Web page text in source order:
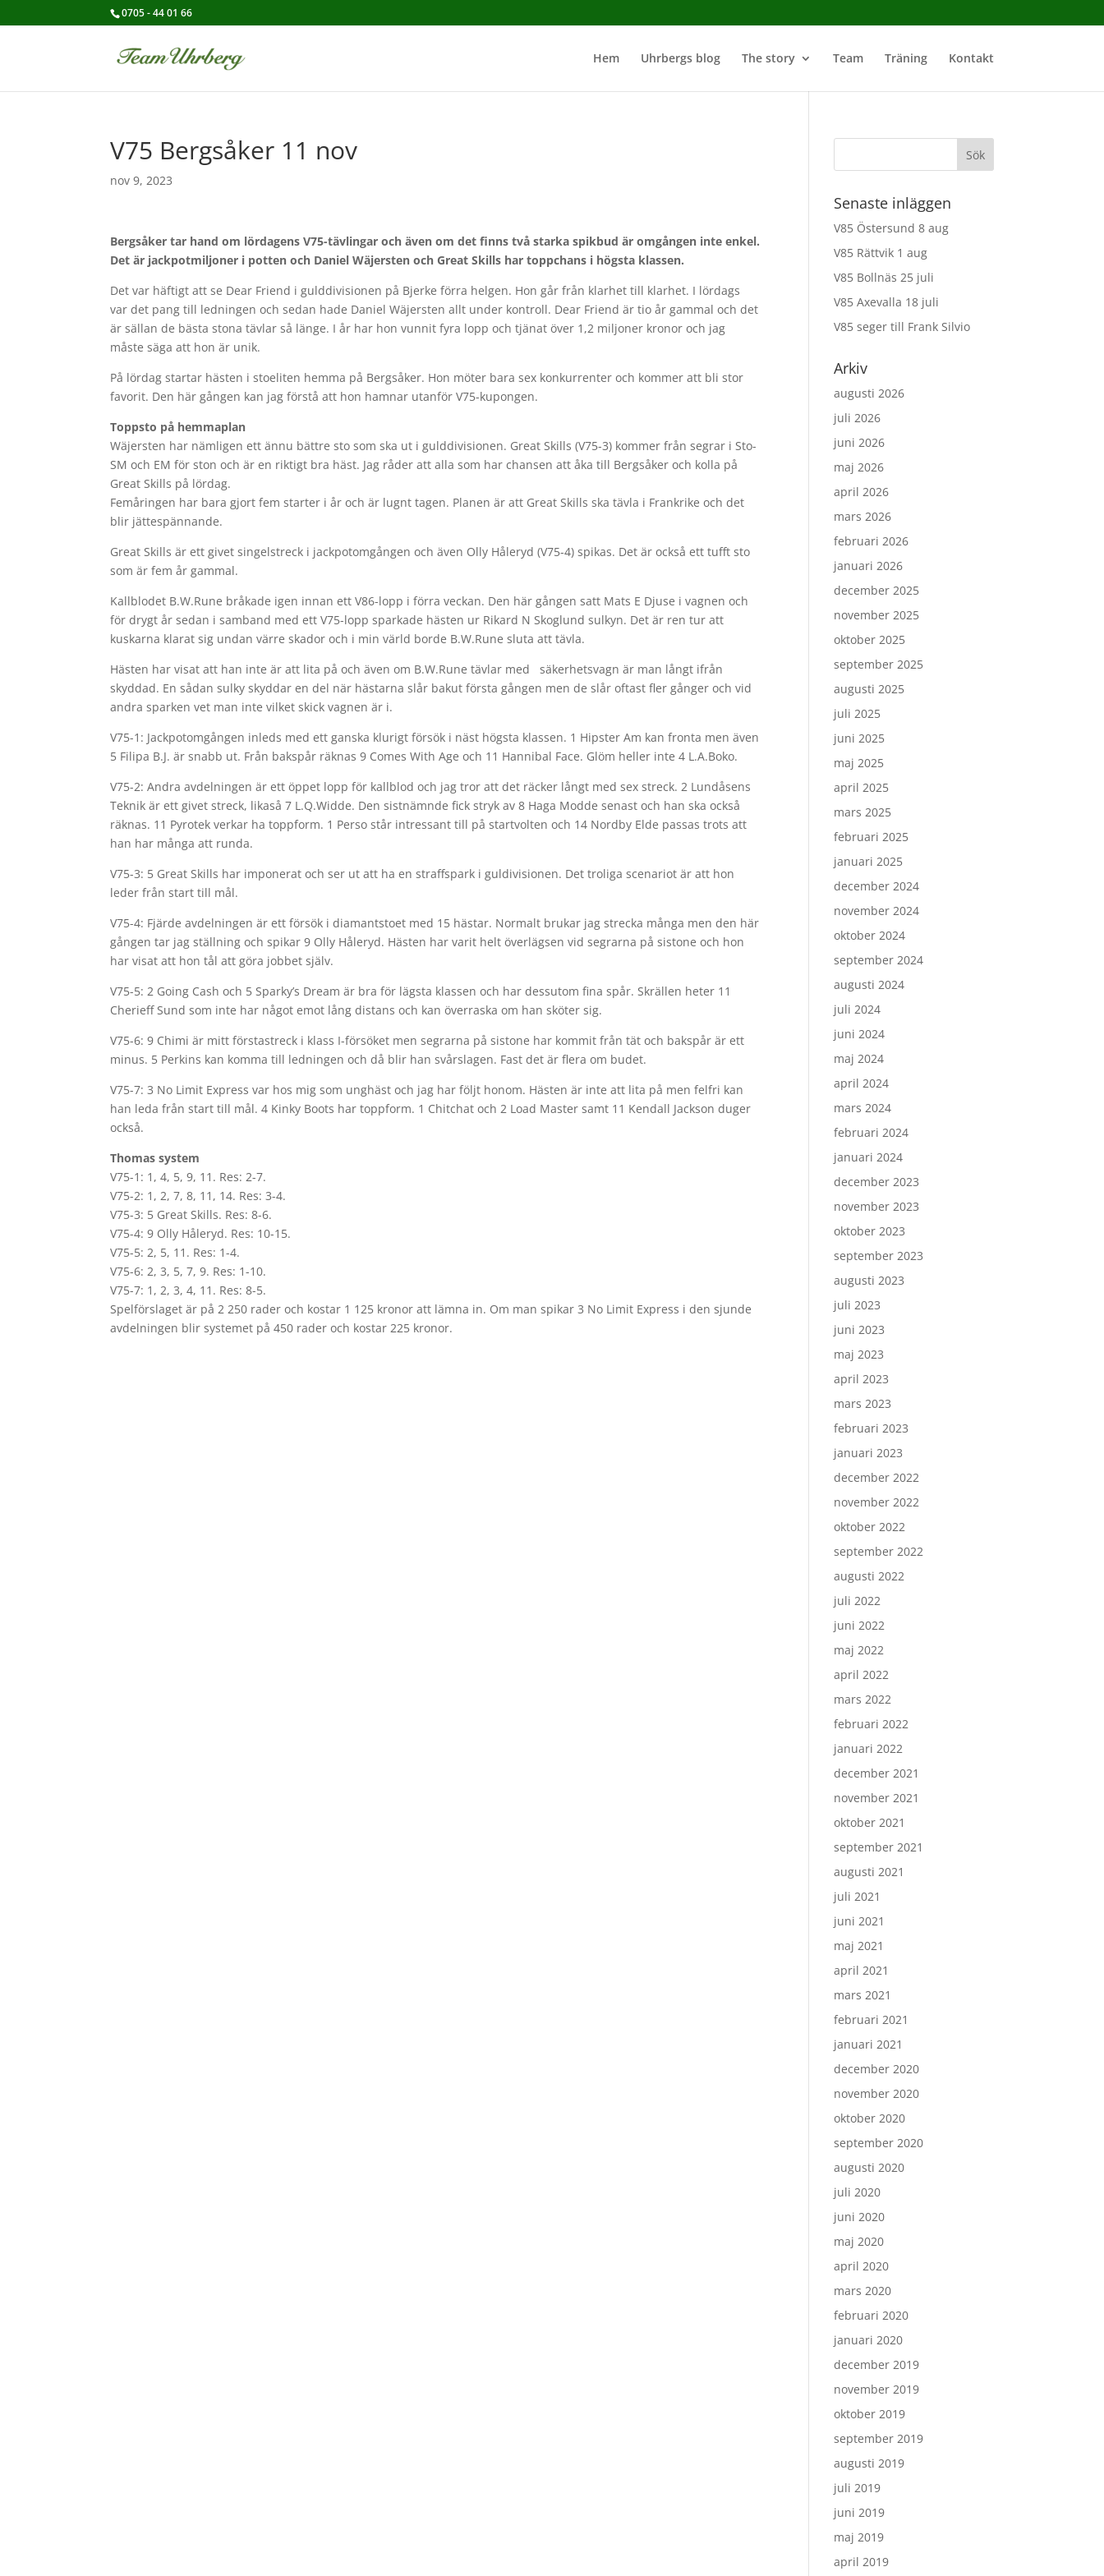
0705 - 44 01 66
Hem Uhrbergs blog The story Team Träning Kontakt
V75 Bergsåker 11 nov
nov 9, 2023
Bergsåker tar hand om lördagens V75-tävlingar och även om det finns två starka spikbud är omgången inte enkel.
Det är jackpotmiljoner i potten och Daniel Wäjersten och Great Skills har toppchans i högsta klassen.
Det var häftigt att se Dear Friend i gulddivisionen på Bjerke förra helgen. Hon går från klarhet till klarhet. I lördags
var det pang till ledningen och sedan hade Daniel Wäjersten allt under kontroll. Dear Friend är tio år gammal och det
är sällan de bästa stona tävlar så länge. I år har hon vunnit fyra lopp och tjänat över 1,2 miljoner kronor och jag
måste säga att hon är unik.
På lördag startar hästen i stoeliten hemma på Bergsåker. Hon möter bara sex konkurrenter och kommer att bli stor
favorit. Den här gången kan jag förstå att hon hamnar utanför V75-kupongen.
Toppsto på hemmaplan
Wäjersten har nämligen ett ännu bättre sto som ska ut i gulddivisionen. Great Skills (V75-3) kommer från segrar i Sto-
SM och EM för ston och är en riktigt bra häst. Jag råder att alla som har chansen att åka till Bergsåker och kolla på
Great Skills på lördag.
Femåringen har bara gjort fem starter i år och är lugnt tagen. Planen är att Great Skills ska tävla i Frankrike och det
blir jättespännande.
Great Skills är ett givet singelstreck i jackpotomgången och även Olly Håleryd (V75-4) spikas. Det är också ett tufft sto
som är fem år gammal.
Kallblodet B.W.Rune bråkade igen innan ett V86-lopp i förra veckan. Den här gången satt Mats E Djuse i vagnen och
för drygt år sedan i samband med ett V75-lopp sparkade hästen ur Rikard N Skoglund sulkyn. Det är ren tur att
kuskarna klarat sig undan värre skador och i min värld borde B.W.Rune sluta att tävla.
Hästen har visat att han inte är att lita på och även om B.W.Rune tävlar med säkerhetsvagn är man långt ifrån
skyddad. En sådan sulky skyddar en del när hästarna slår bakut första gången men de slår oftast fler gånger och vid
andra sparken vet man inte vilket skick vagnen är i.
V75-1: Jackpotomgången inleds med ett ganska klurigt försök i näst högsta klassen. 1 Hipster Am kan fronta men även
5 Filipa B.J. är snabb ut. Från bakspår räknas 9 Comes With Age och 11 Hannibal Face. Glöm heller inte 4 L.A.Boko.
V75-2: Andra avdelningen är ett öppet lopp för kallblod och jag tror att det räcker långt med sex streck. 2 Lundåsens
Teknik är ett givet streck, likaså 7 L.Q.Widde. Den sistnämnde fick stryk av 8 Haga Modde senast och han ska också
räknas. 11 Pyrotek verkar ha toppform. 1 Perso står intressant till på startvolten och 14 Nordby Elde passas trots att
han har många att runda.
V75-3: 5 Great Skills har imponerat och ser ut att ha en straffspark i guldivisionen. Det troliga scenariot är att hon
leder från start till mål.
V75-4: Fjärde avdelningen är ett försök i diamantstoet med 15 hästar. Normalt brukar jag strecka många men den här
gången tar jag ställning och spikar 9 Olly Håleryd. Hästen har varit helt överlägsen vid segrarna på sistone och hon
har visat att hon tål att göra jobbet själv.
V75-5: 2 Going Cash och 5 Sparky’s Dream är bra för lägsta klassen och har dessutom fina spår. Skrällen heter 11
Cherieff Sund som inte har något emot lång distans och kan överraska om han sköter sig.
V75-6: 9 Chimi är mitt förstastreck i klass I-försöket men segrarna på sistone har kommit från tät och bakspår är ett
minus. 5 Perkins kan komma till ledningen och då blir han svårslagen. Fast det är flera om budet.
V75-7: 3 No Limit Express var hos mig som unghäst och jag har följt honom. Hästen är inte att lita på men felfri kan
han leda från start till mål. 4 Kinky Boots har toppform. 1 Chitchat och 2 Load Master samt 11 Kendall Jackson duger
också.
Thomas system
V75-1: 1, 4, 5, 9, 11. Res: 2-7.
V75-2: 1, 2, 7, 8, 11, 14. Res: 3-4.
V75-3: 5 Great Skills. Res: 8-6.
V75-4: 9 Olly Håleryd. Res: 10-15.
V75-5: 2, 5, 11. Res: 1-4.
V75-6: 2, 3, 5, 7, 9. Res: 1-10.
V75-7: 1, 2, 3, 4, 11. Res: 8-5.
Spelförslaget är på 2 250 rader och kostar 1 125 kronor att lämna in. Om man spikar 3 No Limit Express i den sjunde
avdelningen blir systemet på 450 rader och kostar 225 kronor.
Senaste inläggen
V85 Östersund 8 aug
V85 Rättvik 1 aug
V85 Bollnäs 25 juli
V85 Axevalla 18 juli
V85 seger till Frank Silvio
Arkiv
augusti 2026
juli 2026
juni 2026
maj 2026
april 2026
mars 2026
februari 2026
januari 2026
december 2025
november 2025
oktober 2025
september 2025
augusti 2025
juli 2025
juni 2025
maj 2025
april 2025
mars 2025
februari 2025
januari 2025
december 2024
november 2024
oktober 2024
september 2024
augusti 2024
juli 2024
juni 2024
maj 2024
april 2024
mars 2024
februari 2024
januari 2024
december 2023
november 2023
oktober 2023
september 2023
augusti 2023
juli 2023
juni 2023
maj 2023
april 2023
mars 2023
februari 2023
januari 2023
december 2022
november 2022
oktober 2022
september 2022
augusti 2022
juli 2022
juni 2022
maj 2022
april 2022
mars 2022
februari 2022
januari 2022
december 2021
november 2021
oktober 2021
september 2021
augusti 2021
juli 2021
juni 2021
maj 2021
april 2021
mars 2021
februari 2021
januari 2021
december 2020
november 2020
oktober 2020
september 2020
augusti 2020
juli 2020
juni 2020
maj 2020
april 2020
mars 2020
februari 2020
januari 2020
december 2019
november 2019
oktober 2019
september 2019
augusti 2019
juli 2019
juni 2019
maj 2019
april 2019